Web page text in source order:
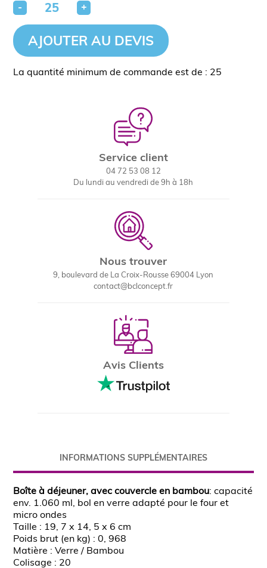
- +
AJOUTER AU DEVIS
La quantité minimum de commande est de : 25
Service client
04 72 53 08 12
Du lundi au vendredi de 9h à 18h
Nous trouver
9, boulevard de La Croix-Rousse 69004 Lyon
contact@bclconcept.fr
Avis Clients
INFORMATIONS SUPPLÉMENTAIRES
Boîte à déjeuner, avec couvercle en bambou: capacité
env. 1.060 ml, bol en verre adapté pour le four et
micro ondes
Taille : 19, 7 x 14, 5 x 6 cm
Poids brut (en kg) : 0, 968
Matière : Verre / Bambou
Colisage : 20